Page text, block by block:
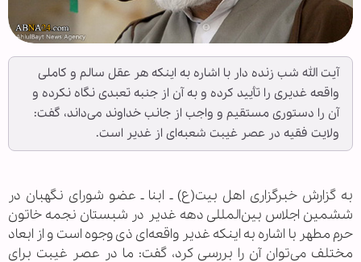
آیت الله شب زنده دار با اشاره به اینکه هر عقل سالم و کاملی
واقعه غدیری را تأیید کرده و به آن از جنبه تعبدی نگاه نکرده و
آن را دستوری مستقیم و واجب از جانب خداوند می‌داند، گفت:
ولایت فقیه در عصر غیبت شعبه‌ای از غدیر است.
به گزارش خبرگزاری اهل بیت(ع) ـ ابنا ـ عضو شورای نگهبان در
ششمین اجلاس بین‌المللی دهه غدیر در شبستان نجمه خاتون
حرم مطهر با اشاره به اینکه غدیر واقعه‌ای ذی وجوه است و از ابعاد
مختلف می‌توان آن را بررسی کرد، گفت: ما در عصر غیبت برای